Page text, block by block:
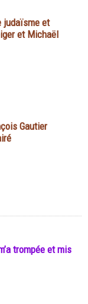
judaïsme et
et Michaël
Gautier
trompée et mis